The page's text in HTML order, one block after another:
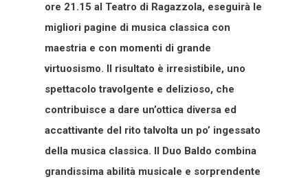
ore 21.15 al Teatro di Ragazzola, eseguirà le
migliori pagine di musica classica con
maestria e con momenti di grande
virtuosismo. Il risultato è irresistibile, uno
spettacolo travolgente e delizioso, che
contribuisce a dare unʼottica diversa ed
accattivante del rito talvolta un poʼ ingessato
della musica classica. Il Duo Baldo combina
grandissima abilità musicale e sorprendente